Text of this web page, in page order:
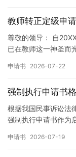
教师转正定级申
尊敬的领导： 自
已在教师这一神圣而
申请书 2026-07-22
强制执行申请书
根据我国民事诉讼法
强制执行申请书作为
纸张与…
申请书 2026-07-19